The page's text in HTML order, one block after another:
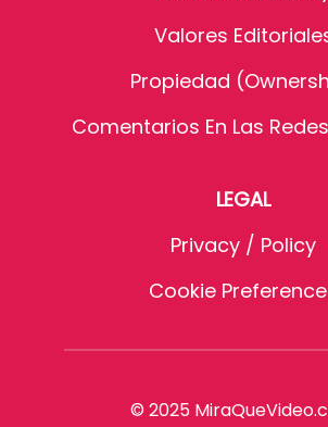
Valores
Propiedad
Comentarios En Las
LEGAL
Privacy / Policy
Cookie
© 2025